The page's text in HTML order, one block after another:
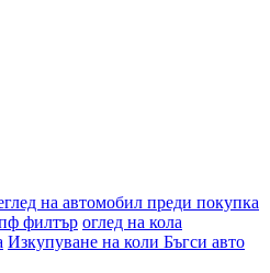
на автомобил преди покупка
филтър оглед на кола
Изкупуване на коли Бъгси авто